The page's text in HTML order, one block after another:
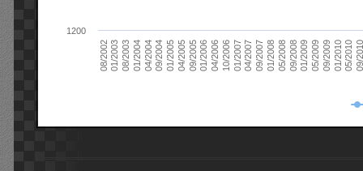
08/200201/200308/200301/200404/200409/200401/200504/200509/200501/200604/200610/200601/200704/200709/200701/200805/200809/200801/200905/200909/200901/201005/201009/
1200